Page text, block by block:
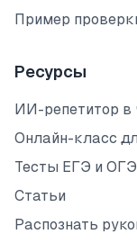
Пример
Ресурсы
ИИ-репетитор в
Онлайн-класс
Тесты ЕГЭ и ОГЭ
Статьи
Распознать